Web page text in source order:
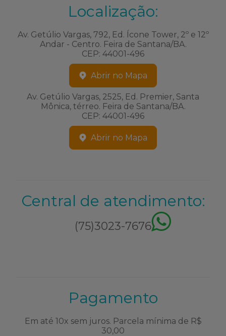
Localização:
Av. Getúlio Vargas, 792, Ed. Ícone Tower, 2º e 12º
Andar - Centro. Feira de Santana/BA.
CEP: 44001-496
Abrir no Mapa
Av. Getúlio Vargas, 2525, Ed. Premier, Santa
Mônica, térreo. Feira de Santana/BA.
CEP: 44001-496
Abrir no Mapa
Central de atendimento:
(75)3023-7676
Pagamento
Em até 10x sem juros. Parcela mínima de R$
30,00